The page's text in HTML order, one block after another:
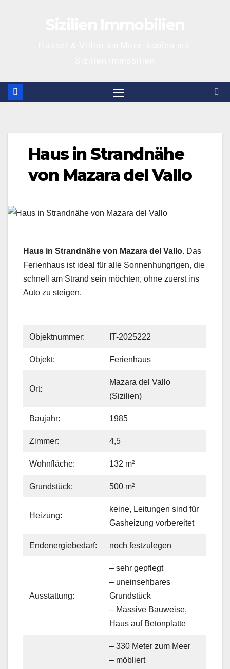
Haus in Strandnähe
von Mazara del Vallo
Haus in Strandnähe von Mazara del Vallo. Das
Ferienhaus ist ideal für alle Sonnenhungrigen, die
schnell am Strand sein möchten, ohne zuerst ins
Auto zu steigen.
Objektnummer: IT-2025222
Objekt: Ferienhaus
Ort:
Mazara del Vallo
(Sizilien)
Baujahr: 1985
Zimmer: 4,5
Wohnfläche: 132 m²
Grundstück: 500 m²
Heizung:
keine, Leitungen sind für
Gasheizung vorbereitet
Endenergiebedarf: noch festzulegen
Ausstattung:
– sehr gepflegt
– uneinsehbares
Grundstück
– Massive Bauweise,
Haus auf Betonplatte
– 330 Meter zum Meer
– möbliert